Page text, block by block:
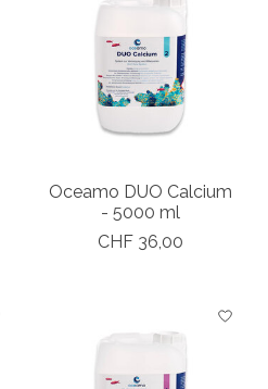
Oceamo DUO Calcium
- 5000 ml
CHF 36,00